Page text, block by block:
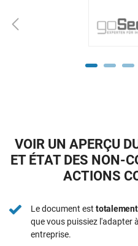
VOIR UN APERÇU
ET ÉTAT DES NON-
ACTIONS
Le document est
que vous puissiez l'adapter
entreprise.